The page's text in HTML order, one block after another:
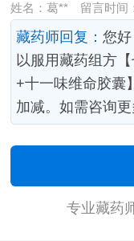
姓名：葛**留言时间
藏药师回复：您
以服用藏药组方
+十一味维命胶囊
加减。如需咨询
专业藏药